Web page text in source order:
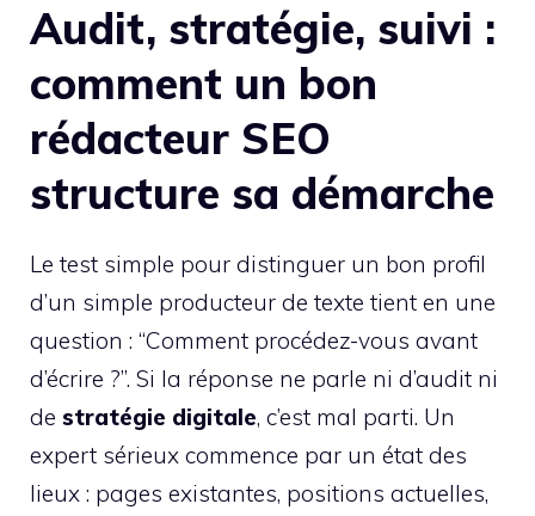
Audit, stratégie, suivi :
comment un bon
rédacteur SEO
structure sa démarche
Le test simple pour distinguer un bon profil
d’un simple producteur de texte tient en une
question : “Comment procédez-vous avant
d’écrire ?”. Si la réponse ne parle ni d’audit ni
de stratégie digitale, c’est mal parti. Un
expert sérieux commence par un état des
lieux : pages existantes, positions actuelles,